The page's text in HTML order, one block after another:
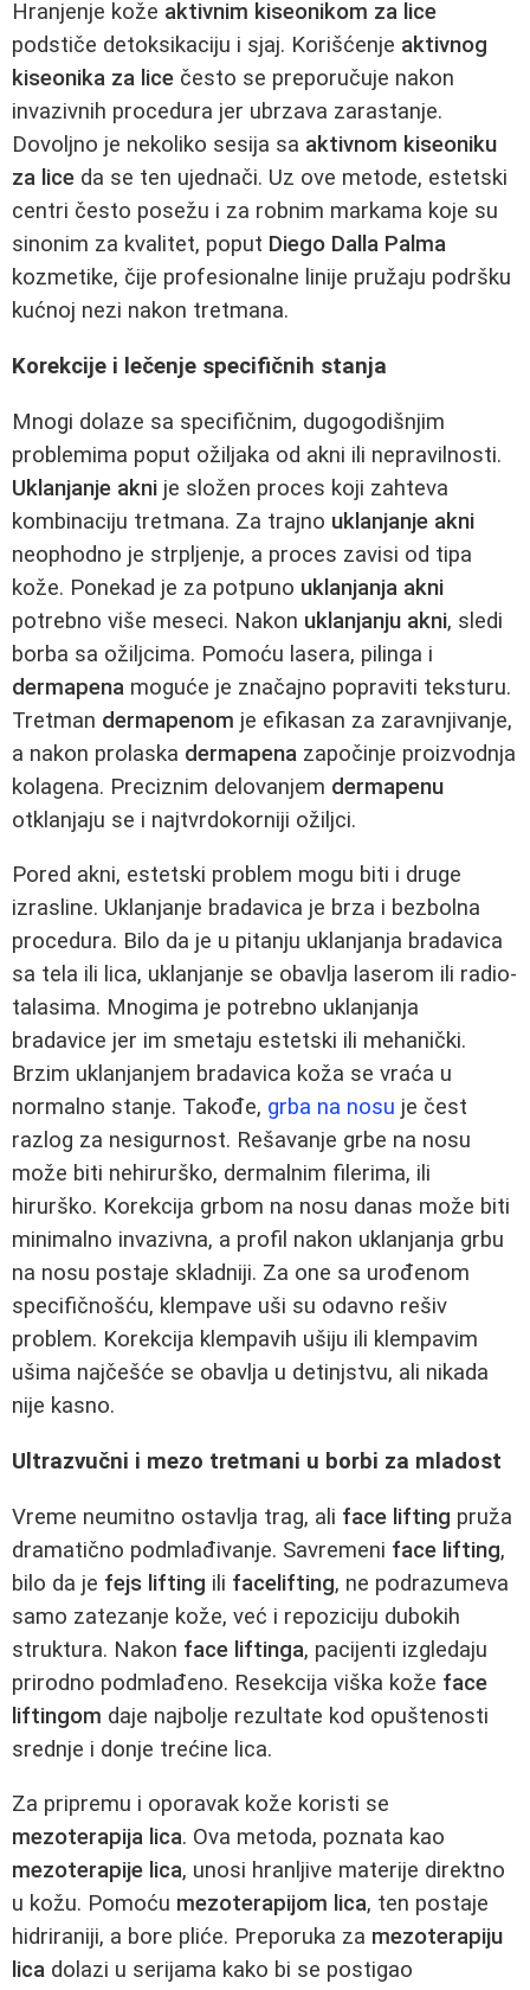
Hranjenje kože aktivnim kiseonikom za lice
podstiče detoksikaciju i sjaj. Korišćenje aktivnog
kiseonika za lice često se preporučuje nakon
invazivnih procedura jer ubrzava zarastanje.
Dovoljno je nekoliko sesija sa aktivnom kiseoniku
za lice da se ten ujednači. Uz ove metode, estetski
centri često posežu i za robnim markama koje su
sinonim za kvalitet, poput Diego Dalla Palma
kozmetike, čije profesionalne linije pružaju podršku
kućnoj nezi nakon tretmana.
Korekcije i lečenje specifičnih stanja
Mnogi dolaze sa specifičnim, dugogodišnjim
problemima poput ožiljaka od akni ili nepravilnosti.
Uklanjanje akni je složen proces koji zahteva
kombinaciju tretmana. Za trajno uklanjanje akni
neophodno je strpljenje, a proces zavisi od tipa
kože. Ponekad je za potpuno uklanjanja akni
potrebno više meseci. Nakon uklanjanju akni, sledi
borba sa ožiljcima. Pomoću lasera, pilinga i
dermapena moguće je značajno popraviti teksturu.
Tretman dermapenom je efikasan za zaravnjivanje,
a nakon prolaska dermapena započinje proizvodnja
kolagena. Preciznim delovanjem dermapenu
otklanjaju se i najtvrdokorniji ožiljci.
Pored akni, estetski problem mogu biti i druge
izrasline. Uklanjanje bradavica je brza i bezbolna
procedura. Bilo da je u pitanju uklanjanja bradavica
sa tela ili lica, uklanjanje se obavlja laserom ili radio-
talasima. Mnogima je potrebno uklanjanja
bradavice jer im smetaju estetski ili mehanički.
Brzim uklanjanjem bradavica koža se vraća u
normalno stanje. Takođe, grba na nosu je čest
razlog za nesigurnost. Rešavanje grbe na nosu
može biti nehirurško, dermalnim filerima, ili
hirurško. Korekcija grbom na nosu danas može biti
minimalno invazivna, a profil nakon uklanjanja grbu
na nosu postaje skladniji. Za one sa urođenom
specifičnošću, klempave uši su odavno rešiv
problem. Korekcija klempavih ušiju ili klempavim
ušima najčešće se obavlja u detinjstvu, ali nikada
nije kasno.
Ultrazvučni i mezo tretmani u borbi za mladost
Vreme neumitno ostavlja trag, ali face lifting pruža
dramatično podmlađivanje. Savremeni face lifting,
bilo da je fejs lifting ili facelifting, ne podrazumeva
samo zatezanje kože, već i repoziciju dubokih
struktura. Nakon face liftinga, pacijenti izgledaju
prirodno podmlađeno. Resekcija viška kože face
liftingom daje najbolje rezultate kod opuštenosti
srednje i donje trećine lica.
Za pripremu i oporavak kože koristi se
mezoterapija lica. Ova metoda, poznata kao
mezoterapije lica, unosi hranljive materije direktno
u kožu. Pomoću mezoterapijom lica, ten postaje
hidriraniji, a bore pliće. Preporuka za mezoterapiju
lica dolazi u serijama kako bi se postigao